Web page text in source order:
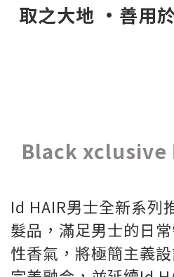
取之大地 •善用
Black xclusive
Id HAIR男士全新系列
髮品，滿足男士的日
性香氣，將極簡主義